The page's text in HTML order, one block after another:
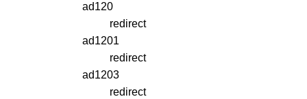
ad120
redirect
ad1201
redirect
ad1203
redirect